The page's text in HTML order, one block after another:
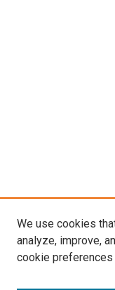
We use cookies
analyze, improve,
cookie preferences